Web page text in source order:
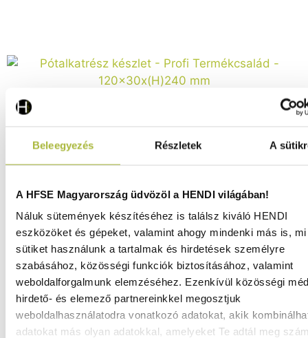
Beleegyezés Részletek A
A HFSE Magyarország üdvözöl a HENDI világában!
Náluk sütemények készítéséhez is találsz kiváló HENDI
eszközöket és gépeket, valamint ahogy mindenki más is,
sütiket használunk a tartalmak és hirdetések személyre
szabásához, közösségi funkciók biztosításához, valamint
weboldalforgalmunk elemzéséhez. Ezenkívül közösségi
hirdető- és elemező partnereinkkel megosztjuk
weboldalhasználatodra vonatkozó adatokat, akik
adatokat más olyan adatokkal, amelyeket Te adtál meg
Pótalkatrész készlet – Profi Termékcsalád –
120x30x(H)240 mm - HENDI 589205
Raktáron
6.630Ft
(5.220Ft+ ÁFA)